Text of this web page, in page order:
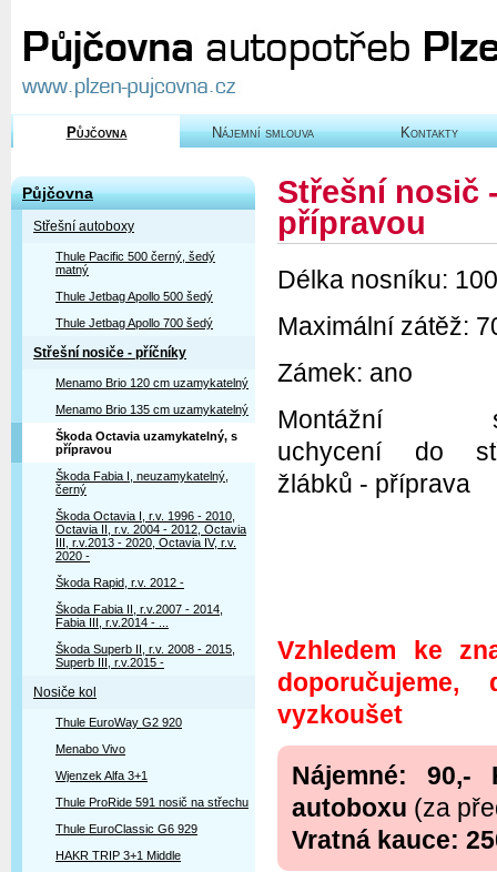
Půjčovna Nájemní smlouva Kontakty
Půjčovna
Střešní autoboxy
Thule Pacific 500 černý, šedý
matný
Thule Jetbag Apollo 500 šedý
Thule Jetbag Apollo 700 šedý
Střešní nosiče - příčníky
Menamo Brio 120 cm uzamykatelný
Menamo Brio 135 cm uzamykatelný
Škoda Octavia uzamykatelný, s
přípravou
Škoda Fabia I, neuzamykatelný,
černý
Škoda Octavia I, r.v. 1996 - 2010,
Octavia II, r.v. 2004 - 2012, Octavia
III, r.v.2013 - 2020, Octavia IV, r.v.
2020 -
Škoda Rapid, r.v. 2012 -
Škoda Fabia II, r.v.2007 - 2014,
Fabia III, r.v.2014 - ...
Škoda Superb II, r.v. 2008 - 2015,
Superb III, r.v.2015 -
Nosiče kol
Thule EuroWay G2 920
Menabo Vivo
Wjenzek Alfa 3+1
Thule ProRide 591 nosič na střechu
Thule EuroClassic G6 929
HAKR TRIP 3+1 Middle
Střešní nosič
přípravou
Délka nosníku:
Maximální zátěž:
Zámek: ano
Montážní
uchycení do
žlábků - příprava
Vzhledem ke
vyzkoušet
Nájemné: 90,-
autoboxu (za
Vratná kauce: